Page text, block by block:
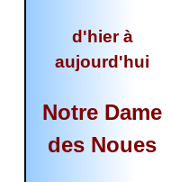
d'hier à
aujourd'hui
Notre Dame
des Noues